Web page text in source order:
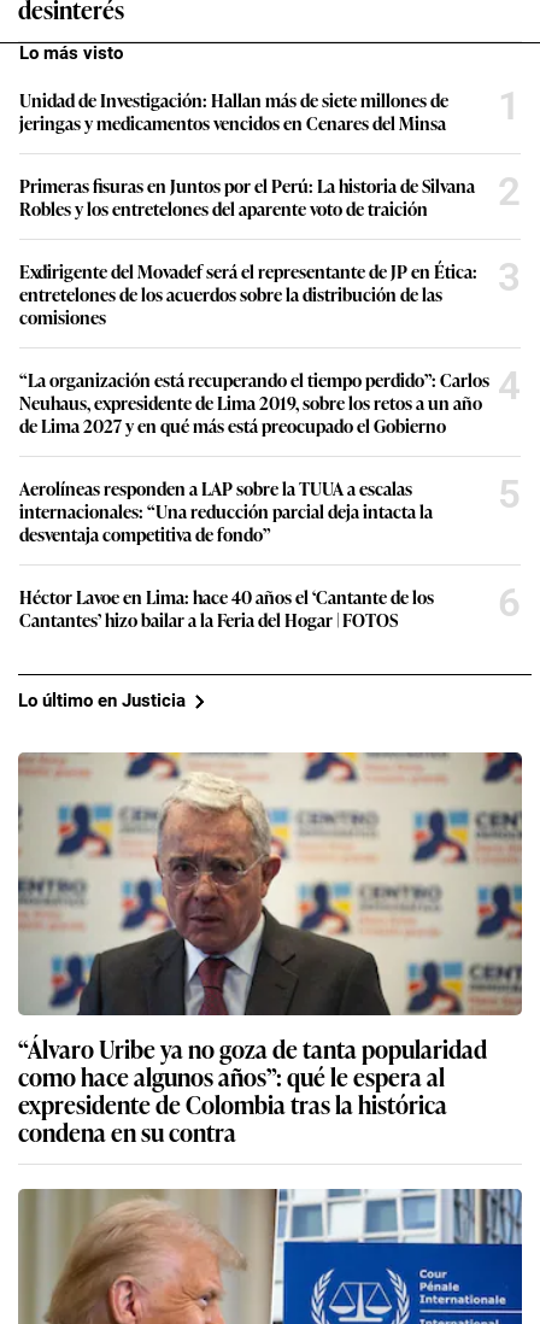
desinterés
Lo más visto
Unidad de Investigación: Hallan más de siete millones de
jeringas y medicamentos vencidos en Cenares del Minsa
1
Primeras fisuras en Juntos por el Perú: La historia de Silvana
Robles y los entretelones del aparente voto de traición
2
Exdirigente del Movadef será el representante de JP en Ética:
entretelones de los acuerdos sobre la distribución de las
comisiones
3
“La organización está recuperando el tiempo perdido”: Carlos
Neuhaus, expresidente de Lima 2019, sobre los retos a un año
de Lima 2027 y en qué más está preocupado el Gobierno
4
Aerolíneas responden a LAP sobre la TUUA a escalas
internacionales: “Una reducción parcial deja intacta la
desventaja competitiva de fondo”
5
Héctor Lavoe en Lima: hace 40 años el ‘Cantante de los
Cantantes’ hizo bailar a la Feria del Hogar | FOTOS
6
Lo último en Justicia
“Álvaro Uribe ya no goza de tanta popularidad
como hace algunos años”: qué le espera al
expresidente de Colombia tras la histórica
condena en su contra